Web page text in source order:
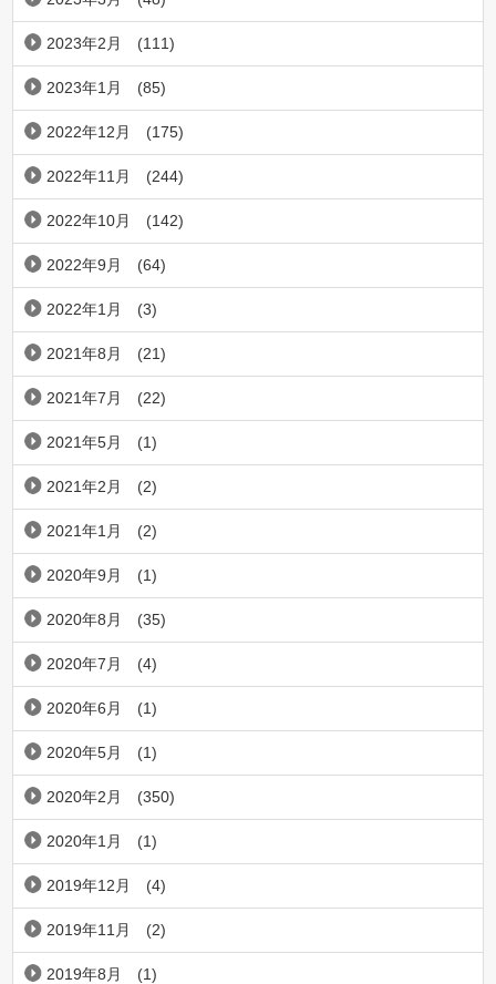
2023年2月 (111)
2023年1月 (85)
2022年12月 (175)
2022年11月 (244)
2022年10月 (142)
2022年9月 (64)
2022年1月 (3)
2021年8月 (21)
2021年7月 (22)
2021年5月 (1)
2021年2月 (2)
2021年1月 (2)
2020年9月 (1)
2020年8月 (35)
2020年7月 (4)
2020年6月 (1)
2020年5月 (1)
2020年2月 (350)
2020年1月 (1)
2019年12月 (4)
2019年11月 (2)
2019年8月 (1)